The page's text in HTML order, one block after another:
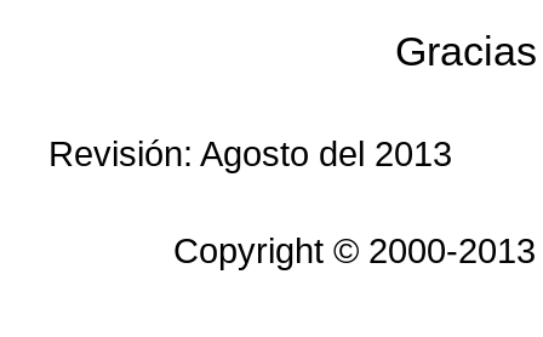
Revisión: Agosto del 2013
Copyright © 2000-